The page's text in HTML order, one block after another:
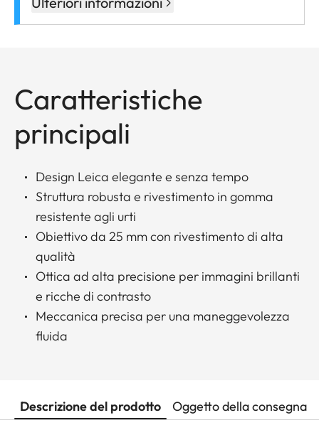
Caratteristiche
principali
Design Leica elegante e senza tempo
Struttura robusta e rivestimento in gomma
resistente agli urti
Obiettivo da 25 mm con rivestimento di alta
qualità
Ottica ad alta precisione per immagini brillanti
e ricche di contrasto
Meccanica precisa per una maneggevolezza
fluida
Descrizione del prodotto Oggetto della consegna